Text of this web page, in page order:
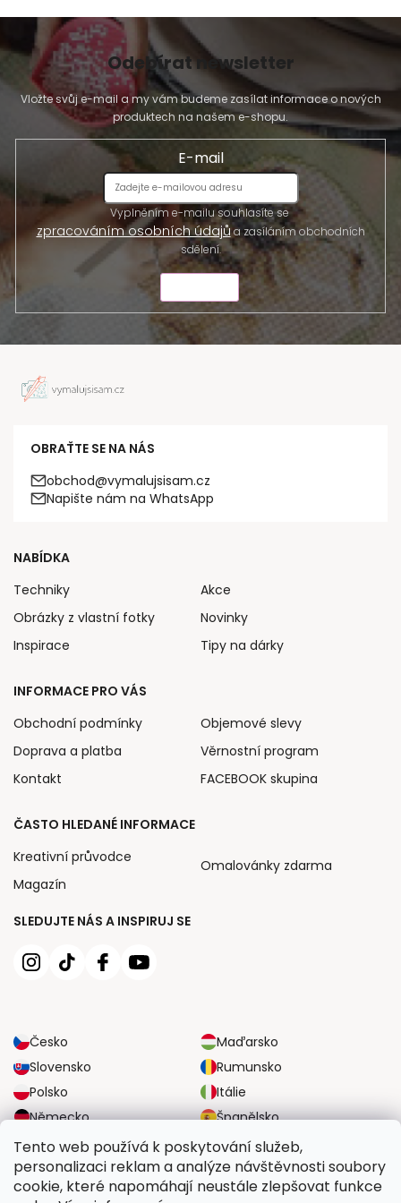
Tento web používá k poskytování služeb,
personalizaci reklam a analýze návštěvnosti soubory
cookie, které napomáhají neustále zlepšovat funkce
Odebírat newsletter
Vložte svůj e-mail a my vám budeme zasílat informace o nových
produktech na našem e-shopu.
E-mail
Vyplněním e-mailu souhlasíte se
zpracováním osobních údajůa zasíláním obchodních
sdělení.
OBRAŤTE SE NA NÁS
obchod@vymalujsisam.cz
Napište nám na WhatsApp
SLEDUJTE NÁS A INSPIRUJ SE
Česko
Maďarsko
Slovensko
Rumunsko
Polsko
Itálie
Německo
Španělsko
Velká Británie
Rakousko
NABÍDKA
Techniky
Obrázky z vlastní fotky
Inspirace
Akce
Novinky
Tipy na dárky
INFORMACE PRO VÁS
Obchodní podmínky
Doprava a platba
Kontakt
Objemové slevy
Věrnostní program
FACEBOOK skupina
ČASTO HLEDANÉ INFORMACE
Kreativní průvodce
Magazín
Omalovánky zdarma
SPOLEHLIVÉ MOŽNOSTI DOPRAVY